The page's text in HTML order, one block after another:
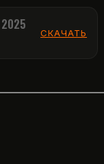
СКАЧАТЬ